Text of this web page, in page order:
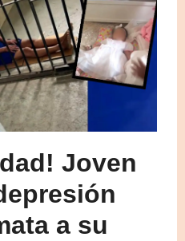
Joven
a su